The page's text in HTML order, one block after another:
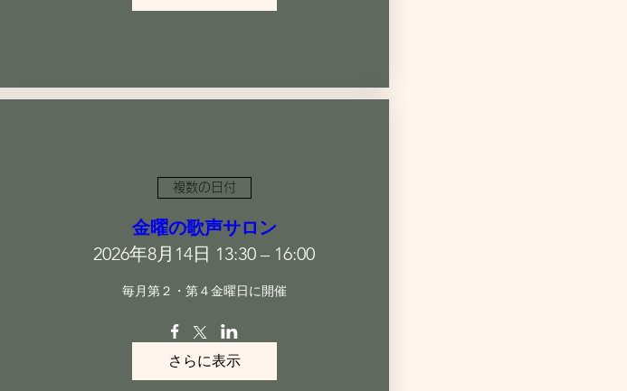
複数の日付
金曜の歌声サロン
2026年8月14日 13:30 – 16:00
毎月第２・第４金曜日に開催
さらに表示